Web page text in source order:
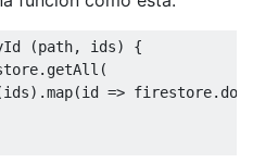
(path, ids) {
=>